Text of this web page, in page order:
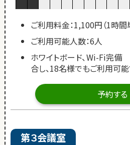
ご利用料金：1,100円（1時間
ご利用可能人数：6人
ホワイトボード、
合し、18名様でもご利用可能
予約する
第３会議室